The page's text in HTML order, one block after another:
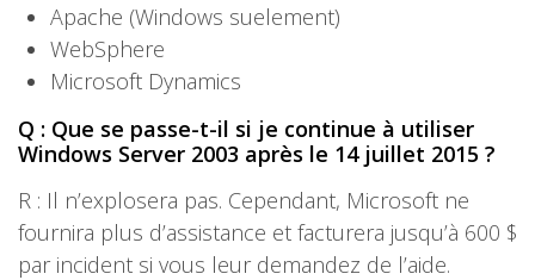
Apache (Windows suelement)
WebSphere
Microsoft Dynamics
Q : Que se passe-t-il si je continue à utiliser
Windows Server 2003 après le 14 juillet 2015 ?
R : Il n’explosera pas. Cependant, Microsoft ne
fournira plus d’assistance et facturera jusqu’à 600 $
par incident si vous leur demandez de l’aide.